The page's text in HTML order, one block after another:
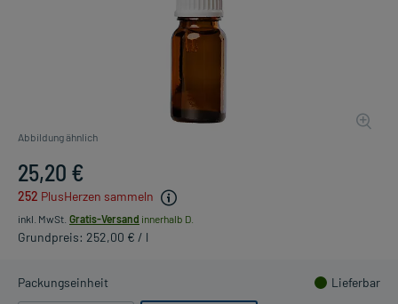
Abbildung ähnlich
25,20 €
252 PlusHerzen sammeln
inkl. MwSt. Gratis-Versand innerhalb D.
Grundpreis: 252,00 € / l
Packungseinheit Lieferbar